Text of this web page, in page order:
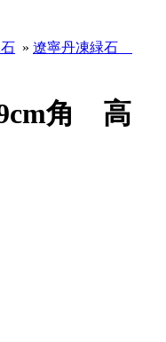
» 遼寧丹凍緑石
角 高